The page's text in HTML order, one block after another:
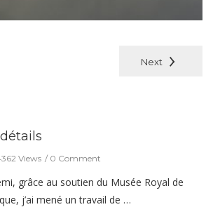
Next
Views 0 Comment
grâce au soutien du Musée Royal de
j’ai mené un travail de …